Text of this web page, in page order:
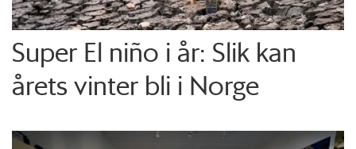
Super El niño i år: Slik kan
årets vinter bli i Norge